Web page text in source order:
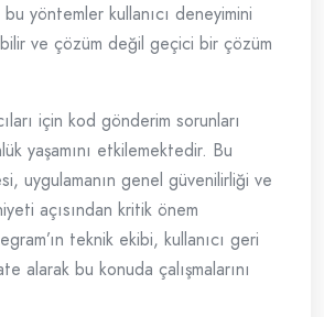
bu yöntemler kullanıcı deneyimini
ve çözüm değil geçici bir çözüm
için kod gönderim sorunları
yaşamını etkilemektedir. Bu
uygulamanın genel güvenilirliği ve
açısından kritik önem
teknik ekibi, kullanıcı geri
alarak bu konuda çalışmalarını